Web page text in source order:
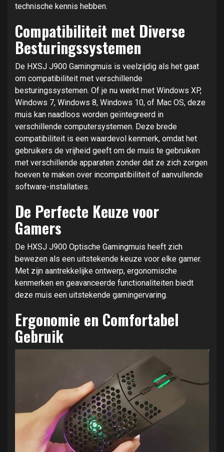
technische kennis hebben.
Compatibiliteit met Diverse
Besturingssystemen
De HXSJ J900 Gamingmuis is veelzijdig als het gaat
om compatibiliteit met verschillende
besturingssystemen. Of je nu werkt met Windows XP,
Windows 7, Windows 8, Windows 10, of Mac OS, deze
muis kan naadloos worden geïntegreerd in
verschillende computersystemen. Deze brede
compatibiliteit is een waardevol kenmerk, omdat het
gebruikers de vrijheid geeft om de muis te gebruiken
met verschillende apparaten zonder dat ze zich zorgen
hoeven te maken over incompatibiliteit of aanvullende
software-installaties.
De Perfecte Keuze voor
Gamers
De HXSJ J900 Optische Gamingmuis heeft zich
bewezen als een uitstekende keuze voor elke gamer.
Met zijn aantrekkelijke ontwerp, ergonomische
kenmerken en geavanceerde functionaliteiten biedt
deze muis een uitstekende gamingervaring.
Ergonomie en Comfortabel
Gebruik